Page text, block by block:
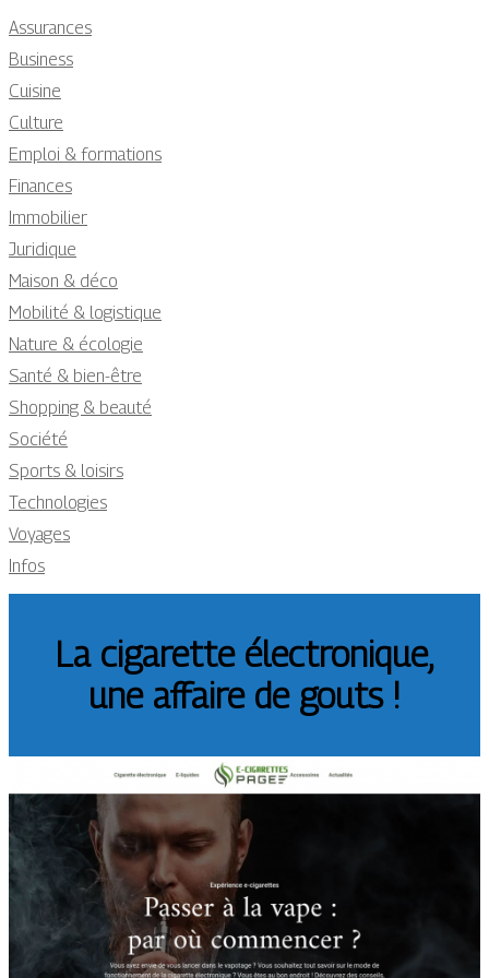
Assurances
Business
Cuisine
Culture
Emploi & formations
Finances
Immobilier
Juridique
Maison & déco
Mobilité & logistique
Nature & écologie
Santé & bien-être
Shopping & beauté
Société
Sports & loisirs
Technologies
Voyages
Infos
La cigarette électronique,
une affaire de gouts !